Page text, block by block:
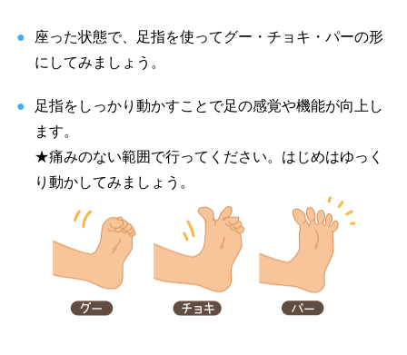
座った状態で、足指を使ってグー・チョキ・パーの形
にしてみましょう。
足指をしっかり動かすことで足の感覚や機能が向上し
ます。
★痛みのない範囲で行ってください。はじめはゆっく
り動かしてみましょう。